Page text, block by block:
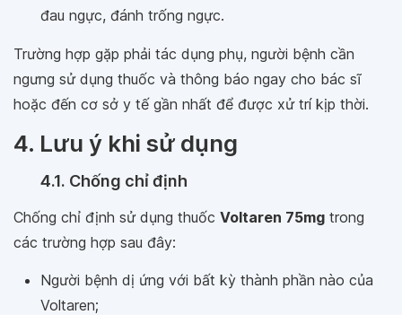
đau ngực, đánh trống ngực.
Trường hợp gặp phải tác dụng phụ, người bệnh cần
ngưng sử dụng thuốc và thông báo ngay cho bác sĩ
hoặc đến cơ sở y tế gần nhất để được xử trí kịp thời.
4. Lưu ý khi sử dụng
4.1. Chống chỉ định
Chống chỉ định sử dụng thuốc Voltaren 75mg trong
các trường hợp sau đây:
Người bệnh dị ứng với bất kỳ thành phần nào của
Voltaren;